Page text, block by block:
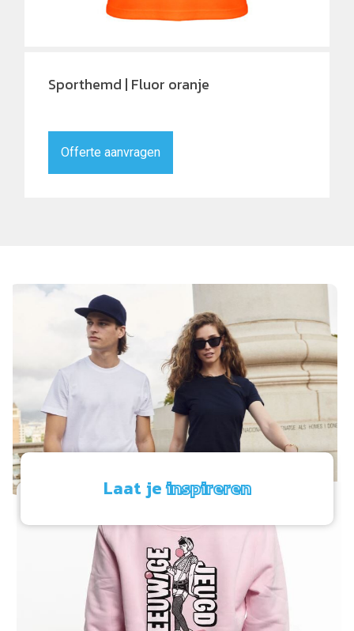
Sporthemd | Fluor oranje
Offerte aanvragen
Laat jeinspireren